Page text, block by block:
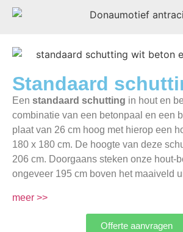
Standaard
Een standaard schutting in hout en
combinatie van een betonpaal en een
plaat van 26 cm hoog met hierop een
180 x 180 cm. De hoogte van deze
206 cm. Doorgaans steken onze hout-
ongeveer 195 cm boven het maaiveld
meer >>
Offerte aanvragen